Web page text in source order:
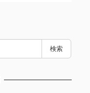
検索